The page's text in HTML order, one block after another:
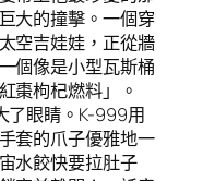
大的撞擊。一個穿
空吉娃娃，正從牆
個像是小型瓦斯桶
棗枸杞燃料」。
了眼睛。K-999用
套的爪子優雅地一
水餃快要拉肚子